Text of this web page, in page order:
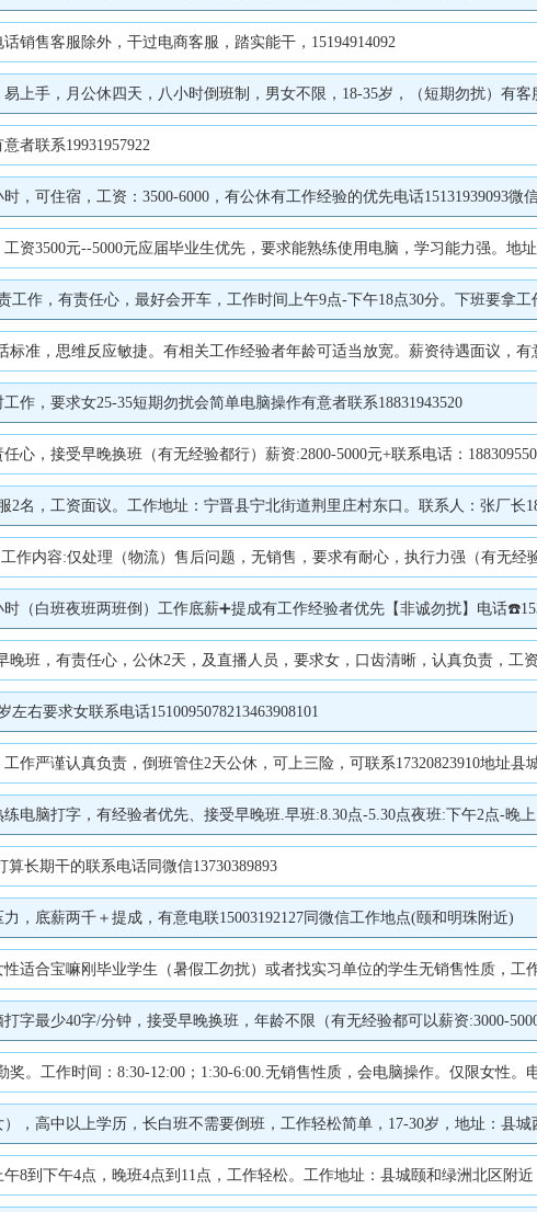
销售客服除外，干过电商客服，踏实能干，15194914092
公休四天，八小时倒班制，男女不限，18-35岁，（短期勿扰）有客服经验优先，月收入
者联系19931957922
，可住宿，工资：3500-6000，有公休有工作经验的优先电话15131939093微
3500元--5000元应届毕业生优先，要求能熟练使用电脑，学习能力强。地址西城
心，最好会开车，工作时间上午9点-下午18点30分。下班要拿工作手机到晚上11点有消息要及
准，思维反应敏捷。有相关工作经验者年龄可适当放宽。薪资待遇面议，有
作，要求女25-35短期勿扰会简单电脑操作有意者联系18831943520
心，接受早晚换班（有无经验都行）薪资:2800-5000元+联系电话：
名，工资面议。工作地址：宁晋县宁北街道荆里庄村东口。联系人：张厂长
作内容:仅处理（物流）售后问题，无销售，要求有耐心，执行力强（有无经
（白班夜班两班倒）工作底薪➕提成有工作经验者优先【非诚勿扰】电话
，有责任心，公休2天，及直播人员，要求女，口齿清晰，认真负责，工资
右要求女联系电话1510095078213463908101
作严谨认真负责，倒班管住2天公休，可上三险，可联系17320823910地址县
电脑打字，有经验者优先、接受早晚班.早班:8.30点-5.30点夜班:下午2点-晚
长期干的联系电话同微信13730389893
，底薪两千＋提成，有意电联15003192127同微信工作地点(颐和明珠附近)
刚毕业学生（暑假工勿扰）或者找实习单位的学生无销售性质，工作轻松稳定8小时长白
字最少40字/分钟，接受早晚换班，年龄不限（有无经验都可以薪资:3000-
工作时间：8:30-12:00；1:30-6:00.无销售性质，会电脑操作。仅限女性。电话：
中以上学历，长白班不需要倒班，工作轻松简单，17-30岁，地址：县城西二环，晶
8到下午4点，晚班4点到11点，工作轻松。工作地址：县城颐和绿洲北区附近